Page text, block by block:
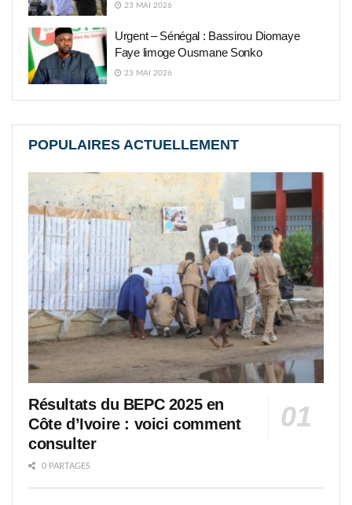
23 MAI 2026
Urgent – Sénégal : Bassirou Diomaye
Faye limoge Ousmane Sonko
23 MAI 2026
POPULAIRES ACTUELLEMENT
Résultats du BEPC 2025 en
Côte d’Ivoire : voici comment
consulter
0 PARTAGES